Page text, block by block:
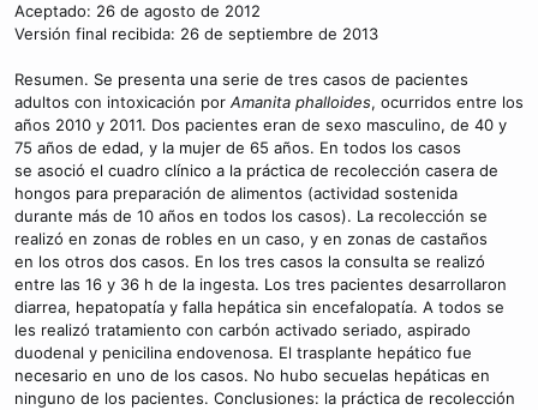
Aceptado: 26 de agosto de 2012
Versión final recibida: 26 de septiembre de 2013
Resumen. Se presenta una serie de tres casos de pacientes
adultos con intoxicación por Amanita phalloides, ocurridos entre los
años 2010 y 2011. Dos pacientes eran de sexo masculino, de 40 y
75 años de edad, y la mujer de 65 años. En todos los casos
se asoció el cuadro clínico a la práctica de recolección casera de
hongos para preparación de alimentos (actividad sostenida
durante más de 10 años en todos los casos). La recolección se
realizó en zonas de robles en un caso, y en zonas de castaños
en los otros dos casos. En los tres casos la consulta se realizó
entre las 16 y 36 h de la ingesta. Los tres pacientes desarrollaron
diarrea, hepatopatía y falla hepática sin encefalopatía. A todos se
les realizó tratamiento con carbón activado seriado, aspirado
duodenal y penicilina endovenosa. El trasplante hepático fue
necesario en uno de los casos. No hubo secuelas hepáticas en
ninguno de los pacientes. Conclusiones: la práctica de recolección